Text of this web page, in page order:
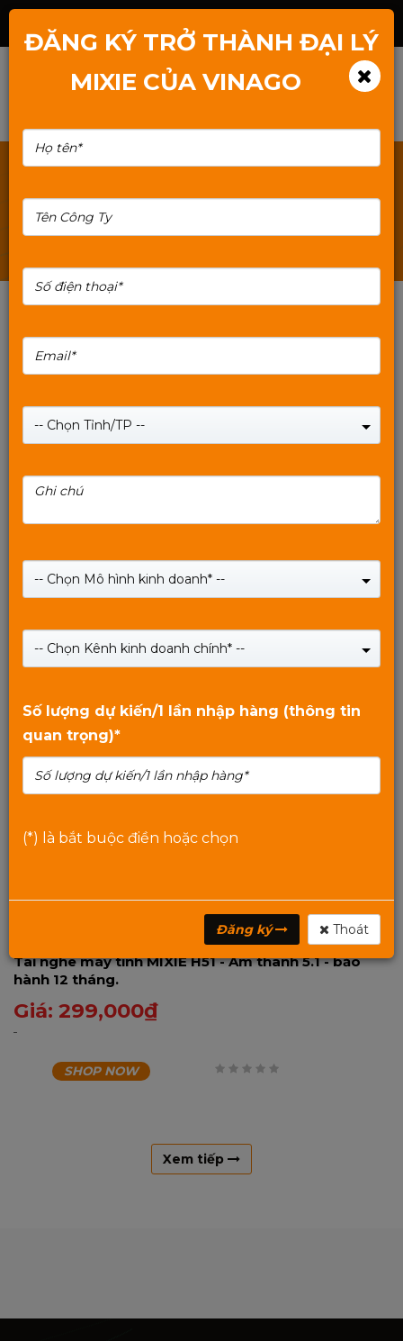
- Kết Nối USB
Giá:349,000₫
SHOP NOW
0
5
Tai nghe máy tính MIXIE H51 - Âm thanh 5.1 - bảo
hành 12 tháng.
Giá: 299,000₫
SHOP NOW
Xem tiếp
ĐĂNG KÝ TRỞ THÀNH ĐẠI LÝ
MIXIE CỦA VINAGO
-- Chọn Tỉnh/TP --
-- Chọn Mô hình kinh doanh* --
-- Chọn Kênh kinh doanh chính* --
Số lượng dự kiến/1 lần nhập hàng (thông tin
quan trọng)*
(*) là bắt buộc điền hoặc chọn
Đăng ký Thoát